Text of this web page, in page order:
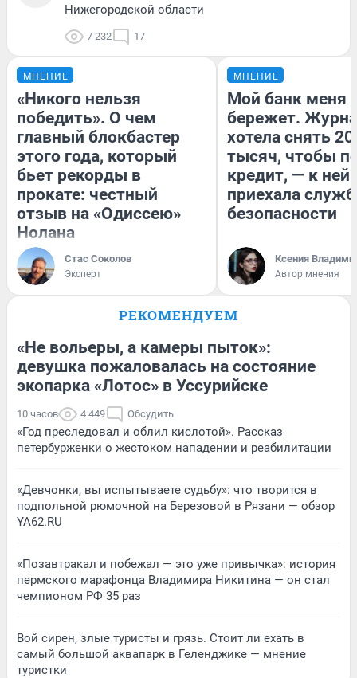
Нижегородской области
7 232 17
МНЕНИЕ
«Никого нельзя
победить». О чем
главный блокбастер
этого года, который
бьет рекорды в
прокате: честный
отзыв на «Одиссею»
Нолана
Стас Соколов
Эксперт
МНЕНИЕ
Мой банк меня
бережет.
хотела снять
тысяч, чтобы
кредит, — к
приехала
безопасности
Ксения
Автор мнения
РЕКОМЕНДУЕМ
«Не вольеры, а камеры пыток»:
девушка пожаловалась на состояние
экопарка «Лотос» в Уссурийске
10 часов 4 449 Обсудить
«Год преследовал и облил кислотой». Рассказ
петербурженки о жестоком нападении и реабилитации
«Девчонки, вы испытываете судьбу»: что творится в
подпольной рюмочной на Березовой в Рязани — обзор
YA62.RU
«Позавтракал и побежал — это уже привычка»: история
пермского марафонца Владимира Никитина — он стал
чемпионом РФ 35 раз
Вой сирен, злые туристы и грязь. Стоит ли ехать в
самый большой аквапарк в Геленджике — мнение
туристки